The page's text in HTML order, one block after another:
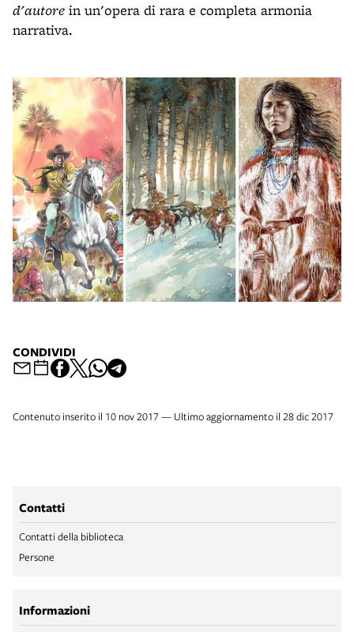
d'autore in un'opera di rara e completa armonia
narrativa.
CONDIVIDI
Contenuto inserito il 10 nov 2017 — Ultimo aggiornamento il 28 dic 2017
Contatti
Contatti della biblioteca
Persone
Informazioni